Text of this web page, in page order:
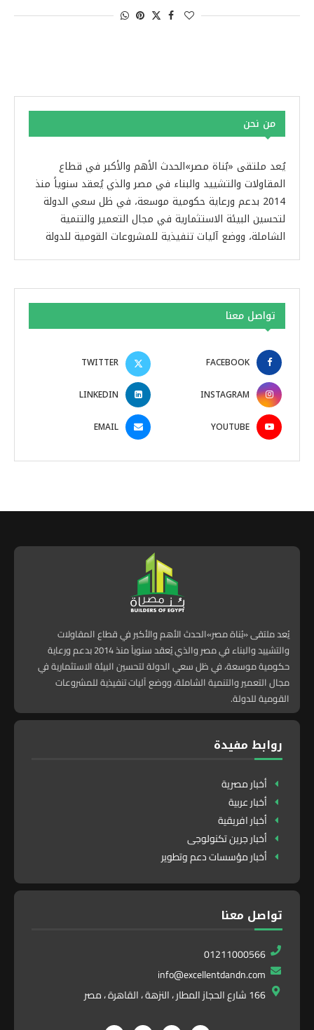
من نحن
يُعد ملتقى «بُناة مصر»الحدث الأهم والأكبر في قطاع
المقاولات والتشييد والبناء في مصر والذي يُعقد سنوياً منذ
2014 بدعم ورعاية حكومية موسعة، في ظل سعي الدولة
لتحسين البيئة الاستثمارية في مجال التعمير والتنمية
الشاملة، ووضع آليات تنفيذية للمشروعات القومية للدولة
تواصل معنا
FACEBOOK
TWITTER
INSTAGRAM
LINKEDIN
YOUTUBE
EMAIL
يُعد ملتقى «بُناة مصر»الحدث الأهم والأكبر في قطاع المقاولات
والتشييد والبناء في مصر والذي يُعقد سنوياً منذ 2014 بدعم ورعاية
حكومية موسعة، في ظل سعي الدولة لتحسين البيئة الاستثمارية في
مجال التعمير والتنمية الشاملة، ووضع آليات تنفيذية للمشروعات
القومية للدولة.
روابط مفيدة
أخبار مصرية
أخبار عربية
أخبار افريقية
أخبار جرين تكنولوجى
أخبار مؤسسات دعم وتطوير
تواصل معنا
01211000566
info@excellentdandn.com
166 شارع الحجاز المطار ، النزهة ، القاهرة ، مصر